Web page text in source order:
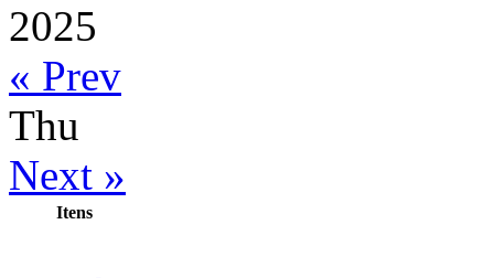
2025
« Prev
Thu
Next »
Itens